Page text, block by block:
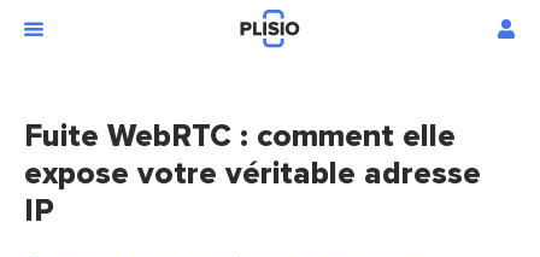
Fuite WebRTC : comment elle
expose votre véritable adresse
IP